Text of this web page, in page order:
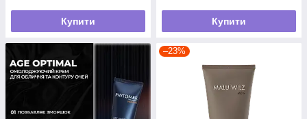
Купити Купити
–23%